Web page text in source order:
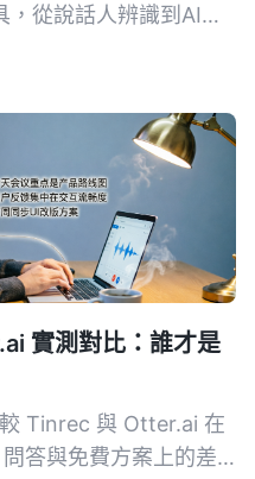
從說話人辨識到AI對
實測對比：誰才是
Tinrec 與 Otter.ai 在
答與免費方案上的差